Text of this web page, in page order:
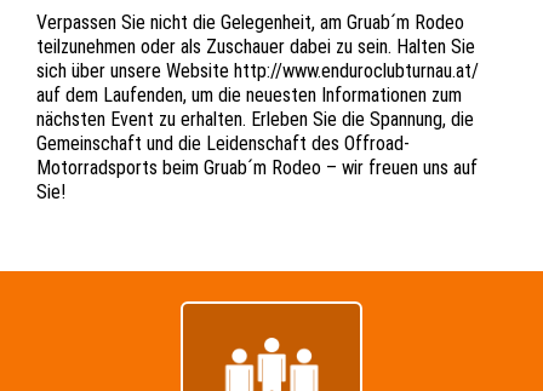
Verpassen Sie nicht die Gelegenheit, am Gruab´m Rodeo
teilzunehmen oder als Zuschauer dabei zu sein. Halten Sie
sich über unsere Website http://www.enduroclubturnau.at/
auf dem Laufenden, um die neuesten Informationen zum
nächsten Event zu erhalten. Erleben Sie die Spannung, die
Gemeinschaft und die Leidenschaft des Offroad-
Motorradsports beim Gruab´m Rodeo – wir freuen uns auf
Sie!